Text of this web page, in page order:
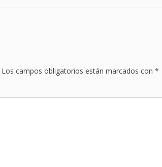
Los campos obligatorios están marcados con *